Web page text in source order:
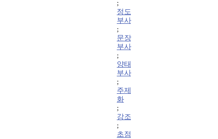
;
정도
부사
;
문장
부사
;
양태
부사
;
주제
화
;
강조
;
초점